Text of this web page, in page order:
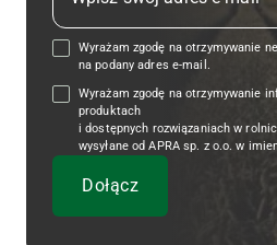
Wyrażam zgodę na otrzymywanie
na podany adres e-mail.
Wyrażam zgodę na otrzymywanie
produktach
i dostępnych rozwiązaniach w
wysyłane od APRA sp. z o.o. w